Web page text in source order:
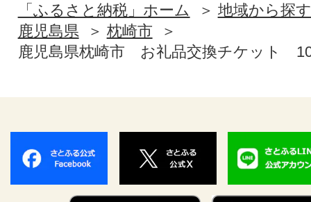
「ふるさと納税」ホーム
地域から探す
鹿児島県
枕崎市
鹿児島県枕崎市 お礼品交換チケット